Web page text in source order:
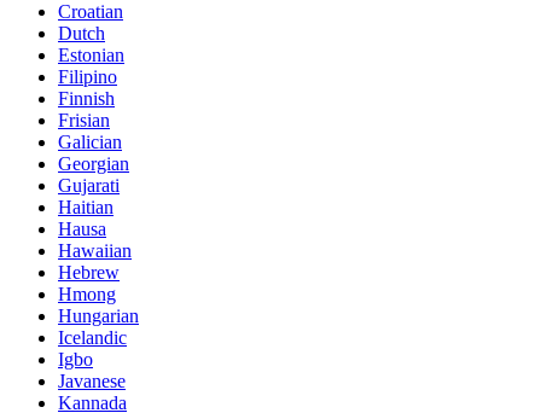
Croatian
Dutch
Estonian
Filipino
Finnish
Frisian
Galician
Georgian
Gujarati
Haitian
Hausa
Hawaiian
Hebrew
Hmong
Hungarian
Icelandic
Igbo
Javanese
Kannada